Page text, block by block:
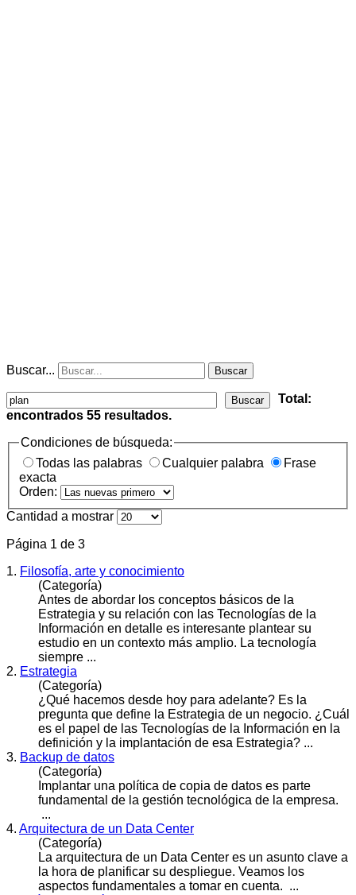
Buscar... Buscar
Buscar
Total:
encontrados 55 resultados.
Condiciones de búsqueda:
Todas las palabras
Cualquier palabra
Frase
exacta
Orden:
Cantidad a mostrar
Página 1 de 3
1. Filosofía, arte y conocimiento
(Categoría)
Antes de abordar los conceptos básicos de la
Estrategia y su relación con las Tecnologías de la
Información en detalle es interesante plantear su
estudio en un contexto más amplio. La tecnología
siempre ...
2. Estrategia
(Categoría)
¿Qué hacemos desde hoy para adelante? Es la
pregunta que define la Estrategia de un negocio. ¿Cuál
es el papel de las Tecnologías de la Información en la
definición y la implantación de esa Estrategia? ...
3. Backup de datos
(Categoría)
Implantar una política de copia de datos es parte
fundamental de la gestión tecnológica de la empresa.
...
4. Arquitectura de un Data Center
(Categoría)
La arquitectura de un Data Center es un asunto clave a
la hora de planificar su despliegue. Veamos los
aspectos fundamentales a tomar en cuenta. ...